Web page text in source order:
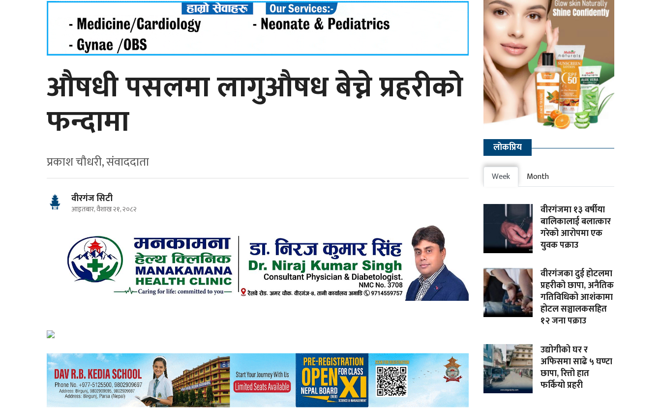
औषधी पसलमा लागुऔषध बेच्ने प्रहरीको
फन्दामा
प्रकाश चाैधरी, संवाददाता
वीरगंज सिटी
आइतबार, वैशाख २१, २०८२
लाेकप्रिय
Week Month
वीरगंजमा १३ वर्षीया
बालिकालाई बलात्कार
गरेको आरोपमा एक
युवक पक्राउ
वीरगंजका दुई होटलमा
प्रहरीको छापा, अनैतिक
गतिविधिको आशंकामा
होटल सञ्चालकसहित
१२ जना पक्राउ
उद्योगीको घर र
अफिसमा साढे ५ घण्टा
छापा, रित्तो हात
फर्कियो प्रहरी